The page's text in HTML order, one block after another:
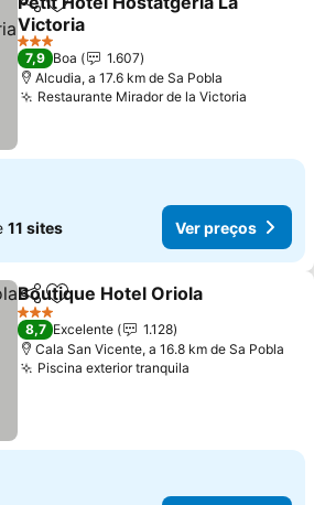
PartilharAdicionar aos favoritos
Victoria
Ver preços
3 Estrelas
7,9 Boa
1.607
Alcudia, a 17.6 km de Sa Pobla
Restaurante Mirador de la Victoria
11 sites Ver preços
PartilharAdicionar aos favoritos
Boutique Hotel Oriola
3 Estrelas
8,7 Excelente
1.128
Cala San Vicente, a 16.8 km de Sa Pobla
Piscina exterior tranquila